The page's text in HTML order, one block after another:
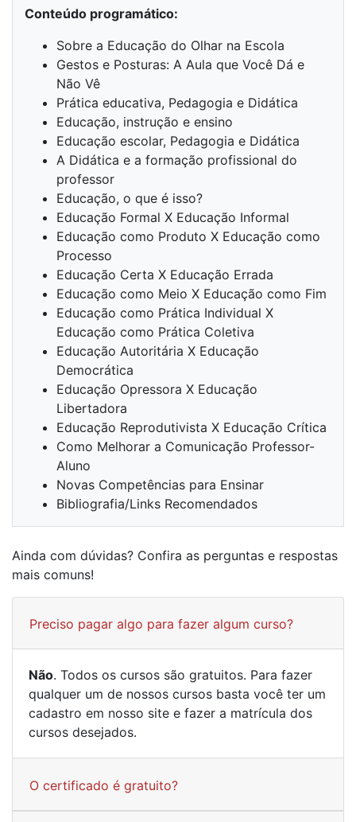
Conteúdo programático:
Sobre a Educação do Olhar na Escola
Gestos e Posturas: A Aula que Você Dá e
Não Vê
Prática educativa, Pedagogia e Didática
Educação, instrução e ensino
Educação escolar, Pedagogia e Didática
A Didática e a formação profissional do
professor
Educação, o que é isso?
Educação Formal X Educação Informal
Educação como Produto X Educação como
Processo
Educação Certa X Educação Errada
Educação como Meio X Educação como Fim
Educação como Prática Individual X
Educação como Prática Coletiva
Educação Autoritária X Educação
Democrática
Educação Opressora X Educação
Libertadora
Educação Reprodutivista X Educação Crítica
Como Melhorar a Comunicação Professor-
Aluno
Novas Competências para Ensinar
Bibliografia/Links Recomendados
Ainda com dúvidas? Confira as perguntas e respostas
mais comuns!
Preciso pagar algo para fazer algum curso?
Não. Todos os cursos são gratuitos. Para fazer
qualquer um de nossos cursos basta você ter um
cadastro em nosso site e fazer a matrícula dos
cursos desejados.
O certificado é gratuito?